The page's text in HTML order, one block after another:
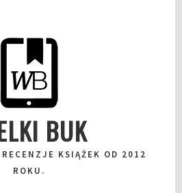
BUK
KSIĄŻEK OD 2012
ROKU.